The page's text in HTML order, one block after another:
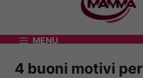
MENU
4 buoni motivi per